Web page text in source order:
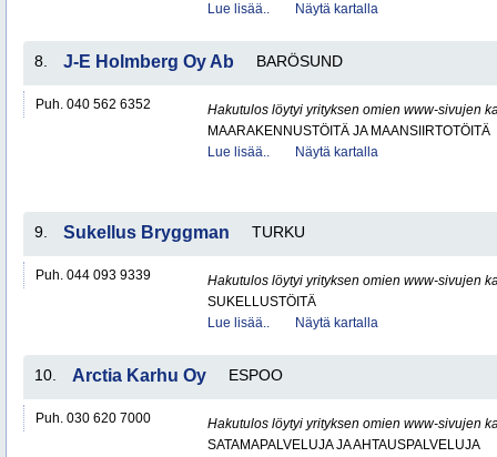
Lue lisää..
Näytä kartalla
8. J-E Holmberg Oy Ab BARÖSUND
Puh. 040 562 6352
Hakutulos löytyi yrityksen omien www-sivujen
MAARAKENNUSTÖITÄ JA MAANSIIRTOTÖITÄ
Lue lisää..
Näytä kartalla
9. Sukellus Bryggman TURKU
Puh. 044 093 9339
Hakutulos löytyi yrityksen omien www-sivujen
SUKELLUSTÖITÄ
Lue lisää..
Näytä kartalla
10. Arctia Karhu Oy ESPOO
Puh. 030 620 7000
Hakutulos löytyi yrityksen omien www-sivujen
SATAMAPALVELUJA JA AHTAUSPALVELUJA